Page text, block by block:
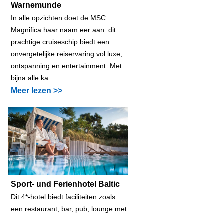
Warnemunde
In alle opzichten doet de MSC
Magnifica haar naam eer aan: dit
prachtige cruiseschip biedt een
onvergetelijke reiservaring vol luxe,
ontspanning en entertainment. Met
bijna alle ka...
Meer lezen >>
Sport- und Ferienhotel Baltic
Dit 4*-hotel biedt faciliteiten zoals
een restaurant, bar, pub, lounge met